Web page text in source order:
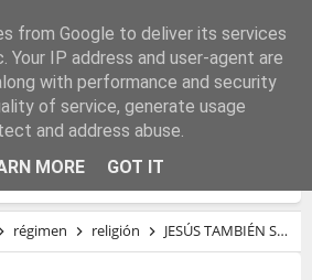
SON LOS PADRES
régimen religión JESÚS TAMBIÉN SON LOS PADRES
from Google to deliver its services
Your IP address and user-agent are
with performance and security
of service, generate usage
and address abuse.
MORE
GOT IT